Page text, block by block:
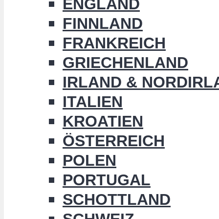
ENGLAND
FINNLAND
FRANKREICH
GRIECHENLAND
IRLAND &
ITALIEN
KROATIEN
ÖSTERREICH
POLEN
PORTUGAL
SCHOTTLAND